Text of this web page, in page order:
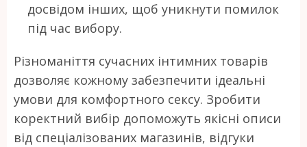
досвідом інших, щоб уникнути помилок
під час вибору.
Різноманіття сучасних інтимних товарів
дозволяє кожному забезпечити ідеальні
умови для комфортного сексу. Зробити
коректний вибір допоможуть якісні описи
від спеціалізованих магазинів, відгуки